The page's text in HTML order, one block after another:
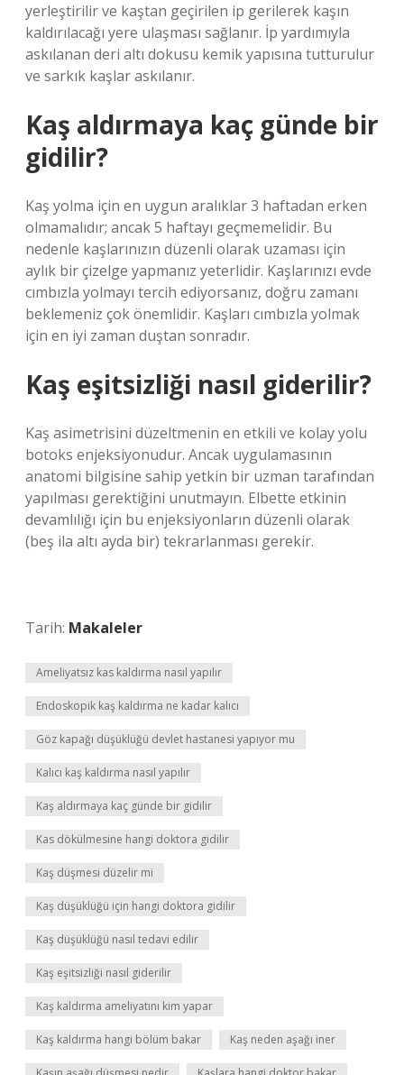
yerleştirilir ve kaştan geçirilen ip gerilerek kaşın
kaldırılacağı yere ulaşması sağlanır. İp yardımıyla
askılanan deri altı dokusu kemik yapısına tutturulur
ve sarkık kaşlar askılanır.
Kaş aldırmaya kaç günde bir
gidilir?
Kaş yolma için en uygun aralıklar 3 haftadan erken
olmamalıdır; ancak 5 haftayı geçmemelidir. Bu
nedenle kaşlarınızın düzenli olarak uzaması için
aylık bir çizelge yapmanız yeterlidir. Kaşlarınızı evde
cımbızla yolmayı tercih ediyorsanız, doğru zamanı
beklemeniz çok önemlidir. Kaşları cımbızla yolmak
için en iyi zaman duştan sonradır.
Kaş eşitsizliği nasıl giderilir?
Kaş asimetrisini düzeltmenin en etkili ve kolay yolu
botoks enjeksiyonudur. Ancak uygulamasının
anatomi bilgisine sahip yetkin bir uzman tarafından
yapılması gerektiğini unutmayın. Elbette etkinin
devamlılığı için bu enjeksiyonların düzenli olarak
(beş ila altı ayda bir) tekrarlanması gerekir.
Tarih: Makaleler
Ameliyatsız kas kaldırma nasıl yapılır
Endoskopik kaş kaldırma ne kadar kalıcı
Göz kapağı düşüklüğü devlet hastanesi yapıyor mu
Kalıcı kaş kaldırma nasıl yapılır
Kaş aldırmaya kaç günde bir gidilir
Kas dökülmesine hangi doktora gidilir
Kaş düşmesi düzelir mi
Kaş düşüklüğü için hangi doktora gidilir
Kaş düşüklüğü nasıl tedavi edilir
Kaş eşitsizliği nasıl giderilir
Kaş kaldırma ameliyatını kim yapar
Kaş kaldırma hangi bölüm bakar Kaş neden aşağı iner